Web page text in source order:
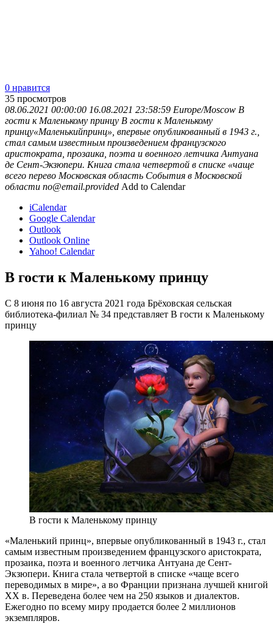
0 нравится
35 просмотров
08.06.2021 00:00:00 16.08.2021 23:58:59 Europe/Moscow В
гости к Маленькому принцу В гости к Маленькому
принцу«Маленькийпринц», впервые опубликованный в 1943 г.,
стал самым известным произведением французского
аристократа, прозаика, поэта и военного летчика Антуана
де Сент-Экзюпери. Книга стала четвертой в списке «чаще
всего перево Московская область События в Московской
области no@email.provided Add to Calendar
iCalendar
Google Calendar
Outlook
Outlook Online
Yahoo! Calendar
В гости к Маленькому принцу
С 8 июня по 16 августа 2021 года Брёховская сельская
библиотека-филиал № 34 представляет В гости к Маленькому
принцу
В гости к Маленькому принцу
«Маленький принц», впервые опубликованный в 1943 г., стал
самым известным произведением французского аристократа,
прозаика, поэта и военного летчика Антуана де Сент-
Экзюпери. Книга стала четвертой в списке «чаще всего
переводимых в мире», а во Франции признана лучшей книгой
XX в. Переведена более чем на 250 языков и диалектов.
Ежегодно по всему миру продается более 2 миллионов
экземпляров.